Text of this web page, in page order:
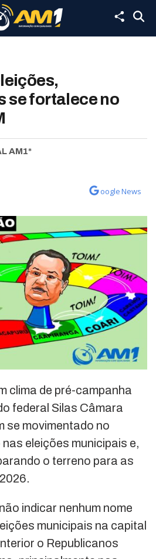
se fortalece no
AM1*
oogle News
clima de pré-campanha
federal Silas Câmara
se movimentado no
eleições municipais e,
o terreno para as
indicar nenhum nome
municipais na capital
o Republicanos